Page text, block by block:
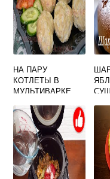
НА ПАРУ
КОТЛЕТЫ В
МУЛЬТИВАРКЕ